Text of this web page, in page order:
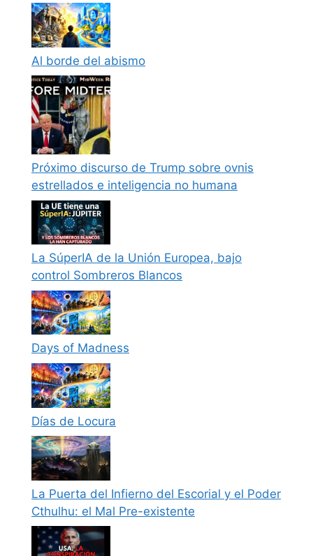
Al borde del abismo
Próximo discurso de Trump sobre ovnis
estrellados e inteligencia no humana
La SúperIA de la Unión Europea, bajo
control Sombreros Blancos
Days of Madness
Días de Locura
La Puerta del Infierno del Escorial y el Poder
Cthulhu: el Mal Pre-existente